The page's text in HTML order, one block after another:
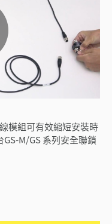
模組可有效縮短安裝時
M/GS 系列安全聯鎖